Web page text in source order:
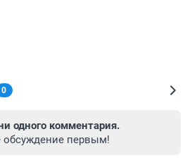
0
одного комментария.
обсуждение первым!